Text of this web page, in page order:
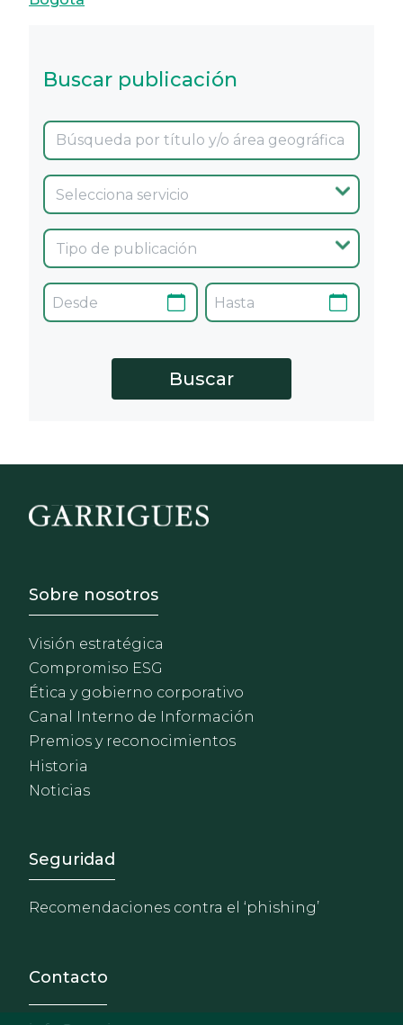
Buscar publicación
Footer - Sobre Nosotros
Sobre nosotros
Visión estratégica
Compromiso ESG
Ética y gobierno corporativo
Canal Interno de Información
Premios y reconocimientos
Historia
Noticias
Footer - Extranet y
Seguridad
Recomendaciones contra el ‘phishing’
Contacto